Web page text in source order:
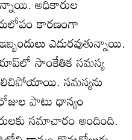
కారణంగా
ఎదురవుతున్నాయి.
యాప్‌లో సాంకేతిక సమస్య
నిలిచిపోయాయి. సమస్యను
పాటు ధాన్యం
సమాచారం అందింది.